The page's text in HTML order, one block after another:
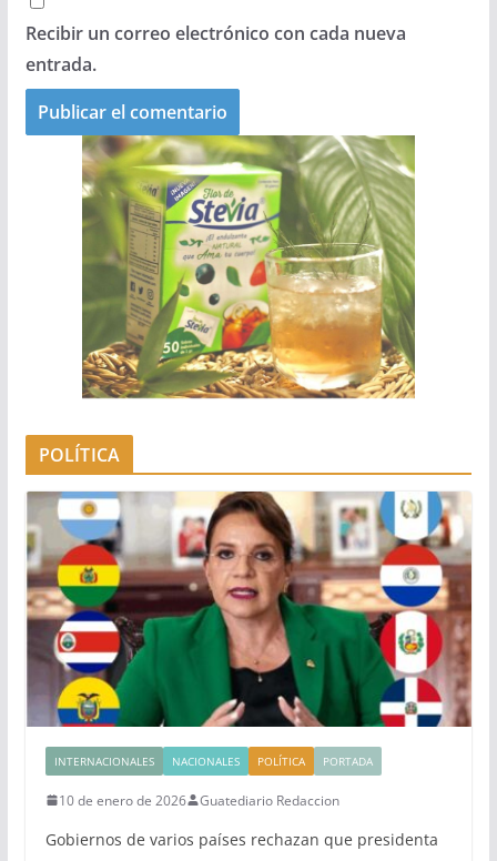
Recibir un correo electrónico con cada nueva
entrada.
POLÍTICA
INTERNACIONALES NACIONALES POLÍTICA PORTADA
10 de enero de 2026 Guatediario Redaccion
Gobiernos de varios países rechazan que presidenta